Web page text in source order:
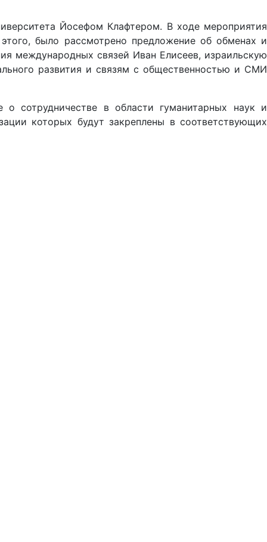
Йосефом Клафтером. В ходе мероприятия
было рассмотрено предложение об обменах и
международных связей Иван Елисеев, израильскую
развития и связям с общественностью и СМИ
сотрудничестве в области гуманитарных наук и
которых будут закреплены в соответствующих